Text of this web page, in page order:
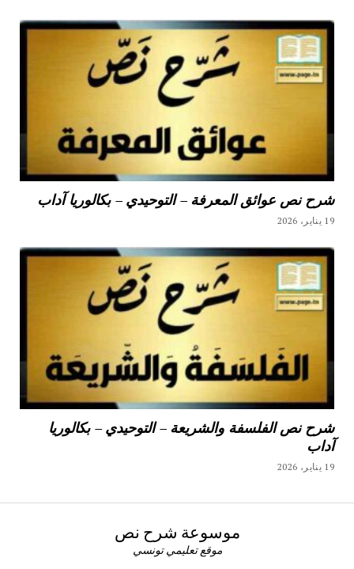
شرح نص عوائق المعرفة – التوحيدي – بكالوريا آداب
19 يناير، 2026
شرح نص الفلسفة والشريعة – التوحيدي – بكالوريا
آداب
19 يناير، 2026
موسوعة شرح نص
موقع تعليمي تونسي